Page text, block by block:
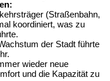
(Straßenbahn,
koordiniert, was zu
der Stadt führte
wieder neue
und die Kapazität zu